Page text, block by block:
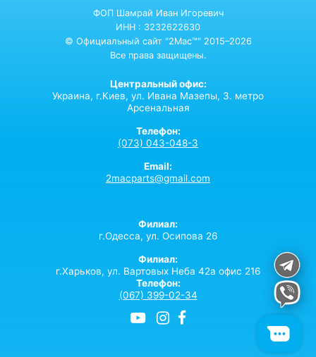
ФОП Шамрай Иван Игоревич
ИНН : 3232622630
© Официальный сайт "2Mac™" 2015–2026
Все права защищены.
Центральный офис:
Украина, г.Киев, ул. Ивана Мазепы, 3. метро
Арсенальная
Телефон:
(073) 043-048-3
Email:
2macparts@gmail.com
Филиал:
г.Одесса, ул. Осипова 26
Филиал:
г.Харьков, ул. Вартовых Неба 42а офис 216
Телефон:
(067) 399-02-34